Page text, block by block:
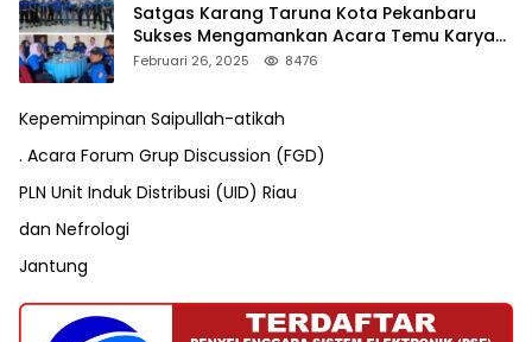
Satgas Karang Taruna Kota Pekanbaru
Sukses Mengamankan Acara Temu Karya
VII Karang Taruna Pekanbaru
Februari 26, 2025 8476
Kepemimpinan Saipullah-atikah
. Acara Forum Grup Discussion (FGD)
PLN Unit Induk Distribusi (UID) Riau
dan Nefrologi
Jantung